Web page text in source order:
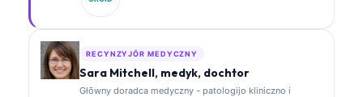
wytwornego sieci neuronowej. Dr. Klein publikował
obszernie na temat interpretacyje biomarkerów i
diagnostyki laboratoryjnej w dziedzinie medycyny
laboratoryjnej.
RECYNZYJŌR MEDYCZNY
Sara Mitchell, medyk, dochtor
Głōwny doradca medyczny - patologijo kliniczno i